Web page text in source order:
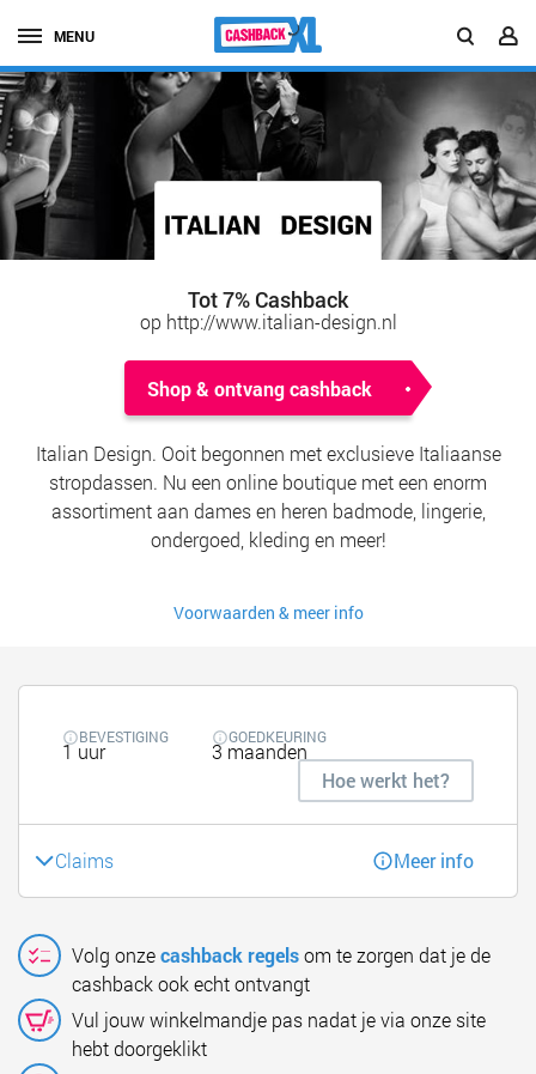
MENU
Tot 7% Cashback
op http://www.italian-design.nl
Shop & ontvang cashback
Italian Design. Ooit begonnen met exclusieve Italiaanse
stropdassen. Nu een online boutique met een enorm
assortiment aan dames en heren badmode, lingerie,
ondergoed, kleding en meer!
Voorwaarden & meer info
BEVESTIGING
1 uur
GOEDKEURING
3 maanden
Hoe werkt het?
Claims Meer info
Volg onzecashback regelsom te zorgen dat je de
cashback ook echt ontvangt
Vul jouw winkelmandje pas nadat je via onze site
hebt doorgeklikt